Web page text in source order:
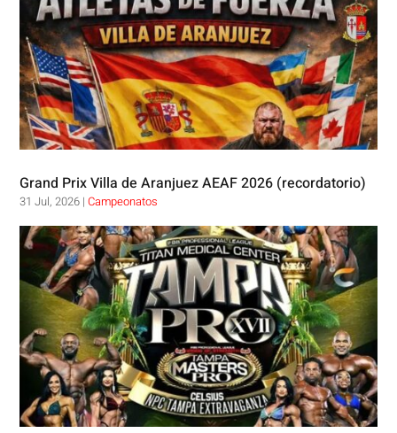
Grand Prix Villa de Aranjuez AEAF 2026 (recordatorio)
31 Jul, 2026 |Campeonatos